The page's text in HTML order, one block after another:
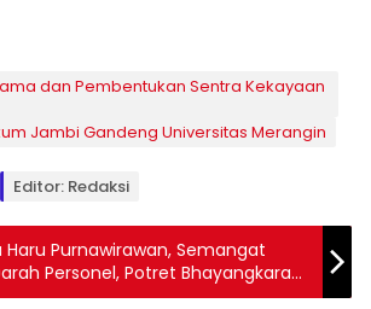
dan Pembentukan Sentra Kekayaan
Jambi Gandeng Universitas Merangin
Editor: Redaksi
Haru Purnawirawan, Semangat
Personel, Potret Bhayangkara
Kapuas Hulu